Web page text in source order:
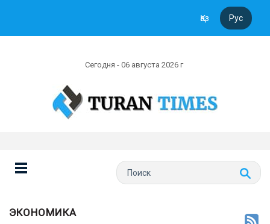
Қаз Рус
Сегодня - 06 августа 2026 г
ЭКОНОМИКА